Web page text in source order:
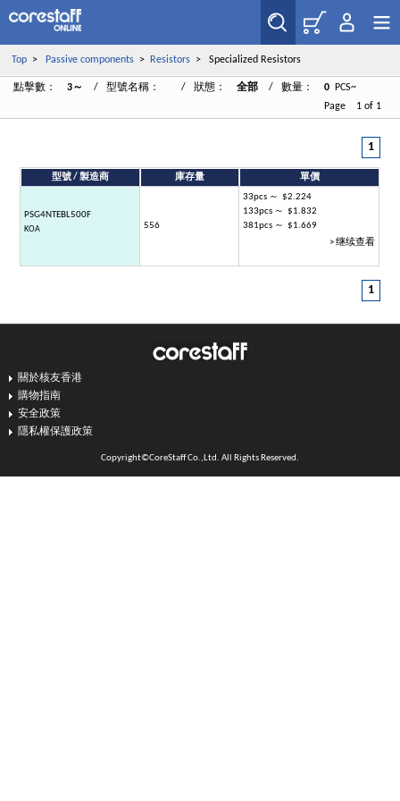
Top> Passive components> Resistors> Specialized Resistors
點擊數： 3～ / 型號名稱： / 狀態： 全部 / 數量： 0
PCS~
Page 1 of 1
1
型號 / 製造商 庫存量 單價
PSG4NTEBL500F
KOA 556
33pcs ～ $2.224
133pcs ～ $1.832
381pcs ～ $1.669
> 继续查看
1
關於核友香港
購物指南
安全政策
隱私權保護政策
Copyright©CoreStaff Co.,Ltd. All Rights Reserved.